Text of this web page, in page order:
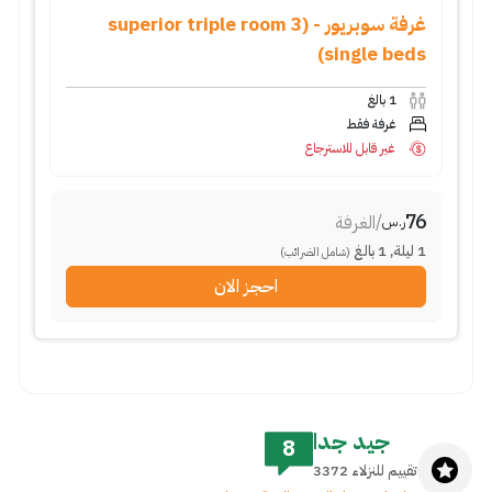
غرفة سوبريور - (superior triple room 3
single beds)
1 بالغ
غرفة فقط
غير قابل للاسترجاع
76ر.س/الغرفة
1 ليلة,
1 بالغ (شامل الضرائب)
احجز الان
جيد جدا
تقييم للنزلاء 3372
8